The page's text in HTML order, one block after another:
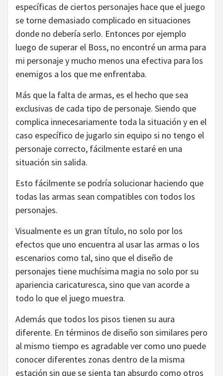
específicas de ciertos personajes hace que el juego
se torne demasiado complicado en situaciones
donde no debería serlo. Entonces por ejemplo
luego de superar el Boss, no encontré un arma para
mi personaje y mucho menos una efectiva para los
enemigos a los que me enfrentaba.
Más que la falta de armas, es el hecho que sea
exclusivas de cada tipo de personaje. Siendo que
complica innecesariamente toda la situación y en el
caso específico de jugarlo sin equipo si no tengo el
personaje correcto, fácilmente estaré en una
situación sin salida.
Esto fácilmente se podría solucionar haciendo que
todas las armas sean compatibles con todos los
personajes.
Visualmente es un gran título, no solo por los
efectos que uno encuentra al usar las armas o los
escenarios como tal, sino que el diseño de
personajes tiene muchísima magia no solo por su
apariencia caricaturesca, sino que van acorde a
todo lo que el juego muestra.
Además que todos los pisos tienen su aura
diferente. En términos de diseño son similares pero
al mismo tiempo es agradable ver como uno puede
conocer diferentes zonas dentro de la misma
estación sin que se sienta tan absurdo como otros